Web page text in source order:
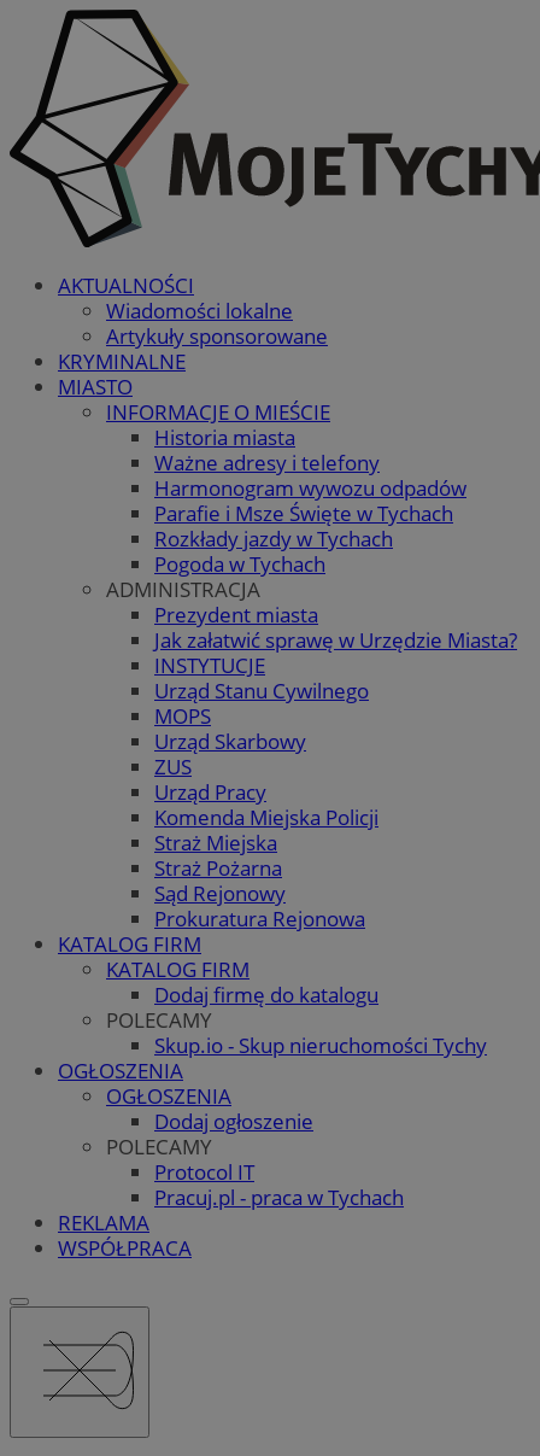
AKTUALNOŚCI
Wiadomości lokalne
Artykuły sponsorowane
KRYMINALNE
MIASTO
INFORMACJE O MIEŚCIE
Historia miasta
Ważne adresy i telefony
Harmonogram wywozu odpadów
Parafie i Msze Święte w Tychach
Rozkłady jazdy w Tychach
Pogoda w Tychach
ADMINISTRACJA
Prezydent miasta
Jak załatwić sprawę w Urzędzie Miasta?
INSTYTUCJE
Urząd Stanu Cywilnego
MOPS
Urząd Skarbowy
ZUS
Urząd Pracy
Komenda Miejska Policji
Straż Miejska
Straż Pożarna
Sąd Rejonowy
Prokuratura Rejonowa
KATALOG FIRM
KATALOG FIRM
Dodaj firmę do katalogu
POLECAMY
Skup.io - Skup nieruchomości Tychy
OGŁOSZENIA
OGŁOSZENIA
Dodaj ogłoszenie
POLECAMY
Protocol IT
Pracuj.pl - praca w Tychach
REKLAMA
WSPÓŁPRACA